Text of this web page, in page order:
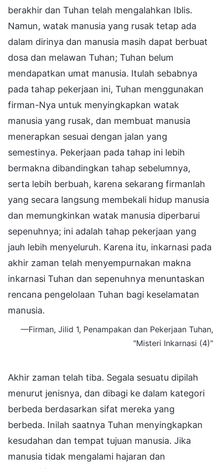
berakhir dan Tuhan telah mengalahkan Iblis.
Namun, watak manusia yang rusak tetap ada
dalam dirinya dan manusia masih dapat berbuat
dosa dan melawan Tuhan; Tuhan belum
mendapatkan umat manusia. Itulah sebabnya
pada tahap pekerjaan ini, Tuhan menggunakan
firman-Nya untuk menyingkapkan watak
manusia yang rusak, dan membuat manusia
menerapkan sesuai dengan jalan yang
semestinya. Pekerjaan pada tahap ini lebih
bermakna dibandingkan tahap sebelumnya,
serta lebih berbuah, karena sekarang firmanlah
yang secara langsung membekali hidup manusia
dan memungkinkan watak manusia diperbarui
sepenuhnya; ini adalah tahap pekerjaan yang
jauh lebih menyeluruh. Karena itu, inkarnasi pada
akhir zaman telah menyempurnakan makna
inkarnasi Tuhan dan sepenuhnya menuntaskan
rencana pengelolaan Tuhan bagi keselamatan
manusia.
—Firman, Jilid 1, Penampakan dan Pekerjaan Tuhan,
"Misteri Inkarnasi (4)"
Akhir zaman telah tiba. Segala sesuatu dipilah
menurut jenisnya, dan dibagi ke dalam kategori
berbeda berdasarkan sifat mereka yang
berbeda. Inilah saatnya Tuhan menyingkapkan
kesudahan dan tempat tujuan manusia. Jika
manusia tidak mengalami hajaran dan